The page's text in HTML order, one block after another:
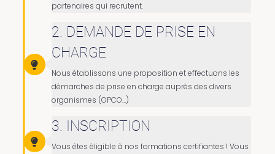
partenaires qui recrutent.
2. DEMANDE DE PRISE EN
CHARGE
Nous établissons une proposition et effectuons les
démarches de prise en charge auprès des divers
organismes (OPCO…)
3. INSCRIPTION
Vous êtes éligible à nos formations certifiantes ! Vous